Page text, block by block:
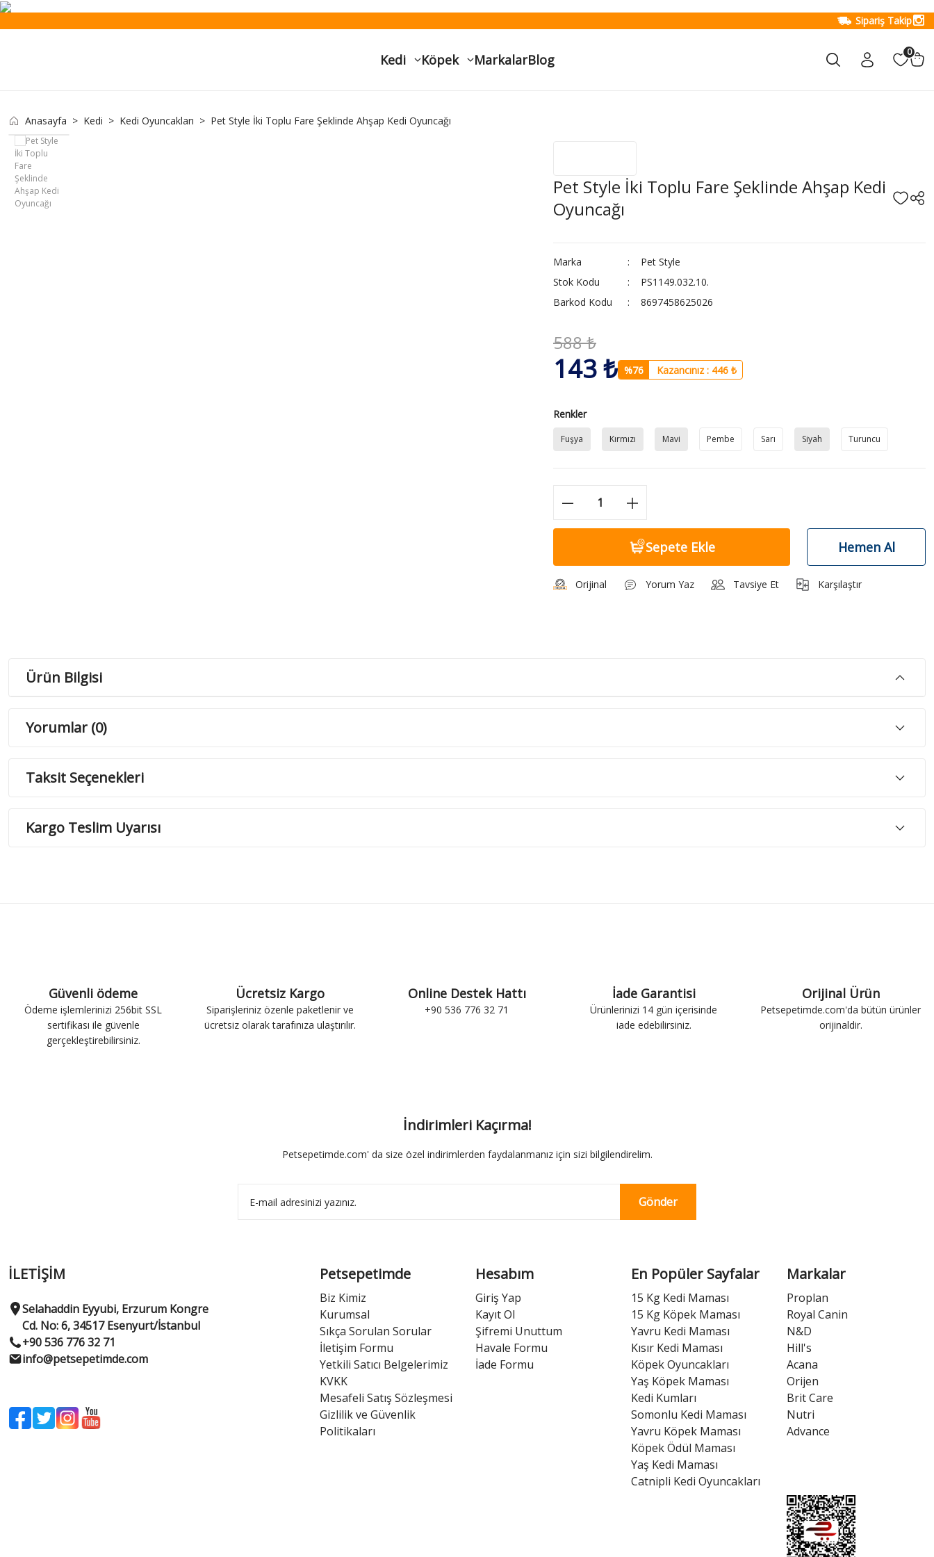
Sipariş Takip
Kedi Köpek MarkalarBlog 0
Anasayfa Kedi Kedi Oyuncakları Pet Style İki Toplu Fare Şeklinde Ahşap Kedi Oyuncağı
Pet Style İki Toplu Fare Şeklinde Ahşap Kedi
Oyuncağı
Marka
Pet Style
Stok Kodu
PS1149.032.10.
Barkod Kodu
8697458625026
588 ₺
143 ₺ %76 Kazancınız : 446 ₺
Renkler
Fuşya Kırmızı Mavi Pembe Sarı Siyah Turuncu
Sepete Ekle Hemen Al
Orijinal Yorum Yaz Tavsiye Et Karşılaştır
Ürün Bilgisi
Yorumlar (0)
Taksit Seçenekleri
Kargo Teslim Uyarısı
Güvenli ödeme
Ödeme işlemlerinizi 256bit SSL
sertifikası ile güvenle
gerçekleştirebilirsiniz.
Ücretsiz Kargo
Siparişleriniz özenle paketlenir ve
ücretsiz olarak tarafınıza ulaştırılır.
Online Destek Hattı
+90 536 776 32 71
İade Garantisi
Ürünlerinizi 14 gün içerisinde
iade edebilirsiniz.
Orijinal Ürün
Petsepetimde.com'da bütün ürünler
orijinaldir.
İndirimleri Kaçırma!
Petsepetimde.com' da size özel indirimlerden faydalanmanız için sizi bilgilendirelim.
Gönder
İLETİŞİM
Selahaddin Eyyubi, Erzurum Kongre
Cd. No: 6, 34517 Esenyurt/İstanbul
+90 536 776 32 71
info@petsepetimde.com
Petsepetimde
Biz Kimiz
Kurumsal
Sıkça Sorulan Sorular
İletişim Formu
Yetkili Satıcı Belgelerimiz
KVKK
Mesafeli Satış Sözleşmesi
Gizlilik ve Güvenlik
Politikaları
Hesabım
Giriş Yap
Kayıt Ol
Şifremi Unuttum
Havale Formu
İade Formu
En Popüler Sayfalar
15 Kg Kedi Maması
15 Kg Köpek Maması
Yavru Kedi Maması
Kısır Kedi Maması
Köpek Oyuncakları
Yaş Köpek Maması
Kedi Kumları
Somonlu Kedi Maması
Yavru Köpek Maması
Köpek Ödül Maması
Yaş Kedi Maması
Catnipli Kedi Oyuncakları
Markalar
Proplan
Royal Canin
N&D
Hill's
Acana
Orijen
Brit Care
Nutri
Advance